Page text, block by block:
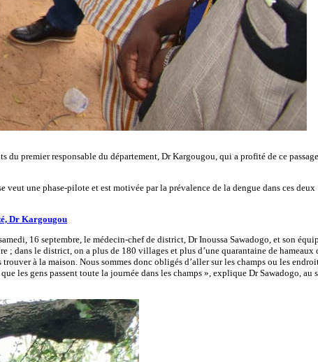
premier responsable du département, Dr Kargougou, qui a profité de ce passage
une phase-pilote et est motivée par la prévalence de la dengue dans ces deux
Dr Kargougou
16 septembre, le médecin-chef de district, Dr Inoussa Sawadogo, et son
dans le district, on a plus de 180 villages et plus d’une quarantaine de hameaux
à la maison. Nous sommes donc obligés d’aller sur les champs ou les
les gens passent toute la journée dans les champs », explique Dr Sawadogo, au